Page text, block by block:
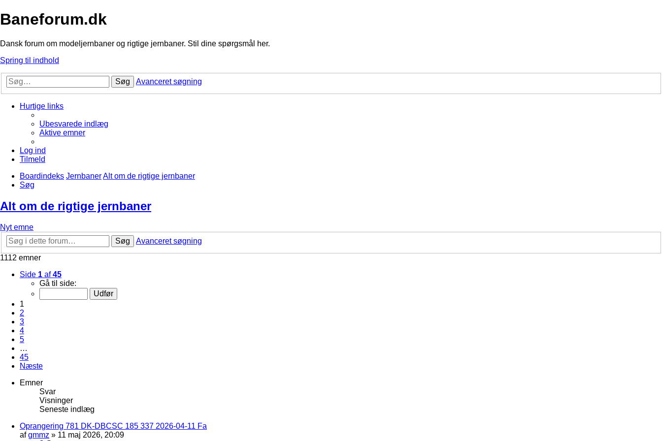
Baneforum.dk
Dansk forum om modeljernbaner og rigtige jernbaner. Stil dine spørgsmål her.
Spring til indhold
Søg Avanceret søgning
Hurtige links
Ubesvarede indlæg
Aktive emner
Log ind
Tilmeld
Boardindeks JernbanerAlt om de rigtige jernbaner
Søg
Alt om de rigtige jernbaner
Nyt emne
Søg
Avanceret søgning
1112 emner
Side 1 af45
Gå til side:
1
2
3
4
5
…
45
Næste
Emner
Svar
Visninger
Seneste indlæg
Oprangering 781 DK-DBCSC 185 337 2026-04-11 Fa
afgmmz » 11 maj 2026, 20:09